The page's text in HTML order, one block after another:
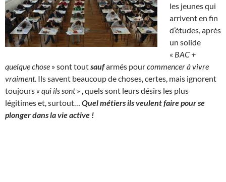
les jeunes qui
arrivent en fin
d’études, après
un solide
« BAC +
quelque chose » sont toutsaufarmés pourcommencer à vivre
vraiment. Ils savent beaucoup de choses, certes, mais ignorent
toujours « qui ils sont » , quels sont leurs désirs les plus
légitimes et, surtout… Quel métiers ils veulent faire pour se
plonger dans la vie active !